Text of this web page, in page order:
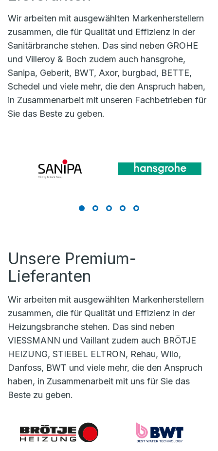
Wir arbeiten mit ausgewählten Markenherstellern
zusammen, die für Qualität und Effizienz in der
Sanitärbranche stehen. Das sind neben GROHE
und Villeroy & Boch zudem auch hansgrohe,
Sanipa, Geberit, BWT, Axor, burgbad, BETTE,
Schedel und viele mehr, die den Anspruch haben,
in Zusammenarbeit mit unseren Fachbetrieben für
Sie das Beste zu geben.
Unsere Premium-
Lieferanten
Wir arbeiten mit ausgewählten Markenherstellern
zusammen, die für Qualität und Effizienz in der
Heizungsbranche stehen. Das sind neben
VIESSMANN und Vaillant zudem auch BRÖTJE
HEIZUNG, STIEBEL ELTRON, Rehau, Wilo,
Danfoss, BWT und viele mehr, die den Anspruch
haben, in Zusammenarbeit mit uns für Sie das
Beste zu geben.